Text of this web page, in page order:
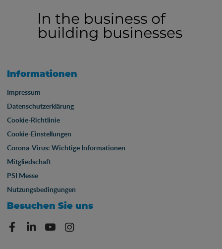
Informationen
Impressum
Datenschutzerklärung
Cookie-Richtlinie
Cookie-Einstellungen
Corona-Virus: Wichtige Informationen
Mitgliedschaft
PSI Messe
Nutzungsbedingungen
Besuchen Sie uns